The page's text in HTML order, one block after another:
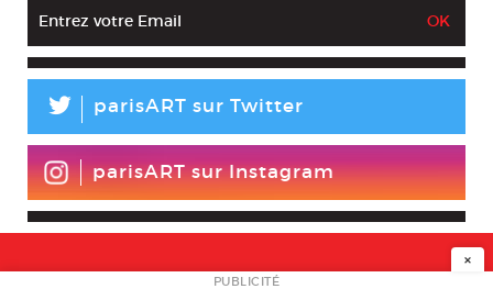
L parisART sur Twitter
parisART sur Instagram
×
PUBLICITÉ